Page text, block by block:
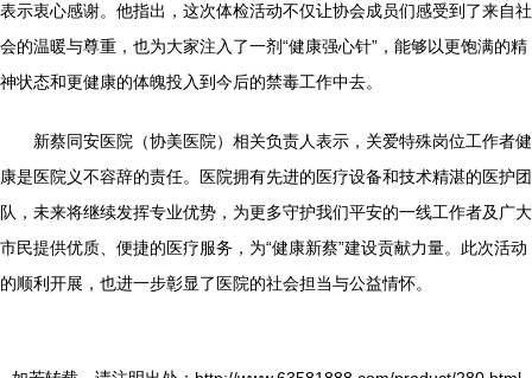
表示衷心感谢。他指出，这次体检活动不仅让协会成员们感受到了来自社
会的温暖与尊重，也为大家注入了一剂“健康强心针”，能够以更饱满的精
神状态和更健康的体魄投入到今后的禁毒工作中去。
新蔡同安医院（协美医院）相关负责人表示，关爱特殊岗位工作者健
康是医院义不容辞的责任。医院拥有先进的医疗设备和技术精湛的医护团
队，未来将继续发挥专业优势，为更多守护我们平安的一线工作者及广大
市民提供优质、便捷的医疗服务，为“健康新蔡”建设贡献力量。此次活动
的顺利开展，也进一步彰显了医院的社会担当与公益情怀。